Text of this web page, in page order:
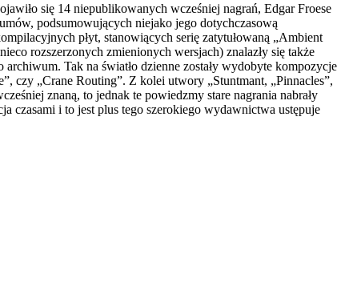
się 14 niepublikowanych wcześniej nagrań, Edgar Froese
podsumowujących niejako jego dotychczasową
płyt, stanowiących serię zatytułowaną „Ambient
rozszerzonych zmienionych wersjach) znalazły się także
Tak na światło dzienne zostały wydobyte kompozycje
czy „Crane Routing”. Z kolei utwory „Stuntmant, „Pinnacles”,
znaną, to jednak te powiedzmy stare nagrania nabrały
czasami i to jest plus tego szerokiego wydawnictwa ustępuje